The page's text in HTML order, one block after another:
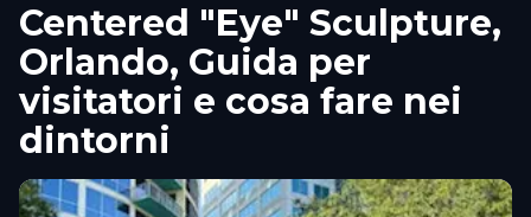
Centered "Eye" Sculpture,
Orlando, Guida per
visitatori e cosa fare nei
dintorni